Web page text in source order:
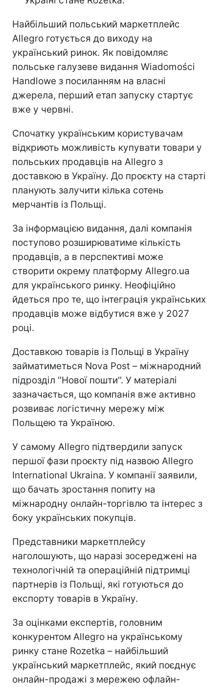
Найбільший польський маркетплейс
Allegro готується до виходу на
український ринок. Як повідомляє
польське галузеве видання Wiadomości
Handlowe з посиланням на власні
джерела, перший етап запуску стартує
вже у червні.
Спочатку українським користувачам
відкриють можливість купувати товари у
польських продавців на Allegro з
доставкою в Україну. До проєкту на старті
планують залучити кілька сотень
мерчантів із Польщі.
За інформацією видання, далі компанія
поступово розширюватиме кількість
продавців, а в перспективі може
створити окрему платформу Allegro.ua
для українського ринку. Неофіційно
йдеться про те, що інтеграція українських
продавців може відбутися вже у 2027
році.
Доставкою товарів із Польщі в Україну
займатиметься Nova Post – міжнародний
підрозділ ''Нової пошти''. У матеріалі
зазначається, що компанія вже активно
розвиває логістичну мережу між
Польщею та Україною.
У самому Allegro підтвердили запуск
першої фази проєкту під назвою Allegro
International Ukraina. У компанії заявили,
що бачать зростання попиту на
міжнародну онлайн-торгівлю та інтерес з
боку українських покупців.
Представники маркетплейсу
наголошують, що наразі зосереджені на
технологічній та операційній підтримці
партнерів із Польщі, які готуються до
експорту товарів в Україну.
За оцінками експертів, головним
конкурентом Allegro на українському
ринку стане Rozetka – найбільший
український маркетплейс, який поєднує
онлайн-продажі з мережею офлайн-